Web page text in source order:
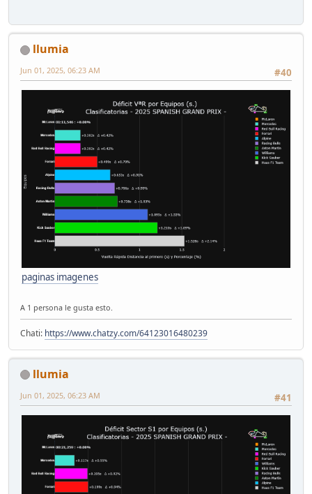
llumia
#40
Jun 01, 2025, 06:23 AM
paginas imagenes
A 1 persona le gusta esto.
Chati: https://www.chatzy.com/64123016480239
llumia
#41
Jun 01, 2025, 06:23 AM